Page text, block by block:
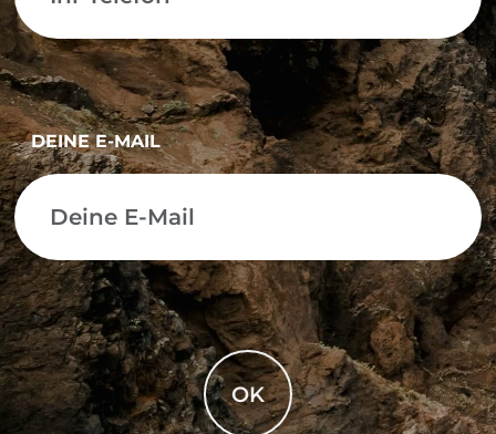
DEINE E-MAIL
OK